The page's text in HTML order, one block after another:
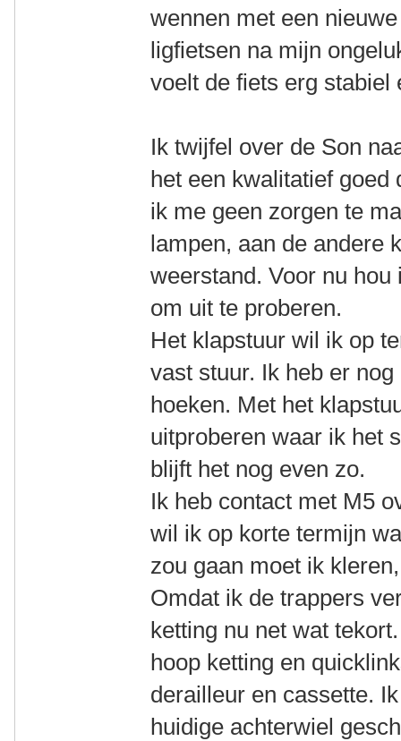
wennen met een
ligfietsen na mijn
voelt de fiets erg
Ik twijfel over de Son
het een kwalitatief goed
ik me geen zorgen te
lampen, aan de andere
weerstand. Voor nu
om uit te proberen.
Het klapstuur wil ik op
vast stuur. Ik heb er
hoeken. Met het
uitproberen waar ik het
blijft het nog even zo.
Ik heb contact met M5
wil ik op korte termijn
zou gaan moet ik
Omdat ik de trappers
ketting nu net wat
hoop ketting en
derailleur en cassette.
huidige achterwiel